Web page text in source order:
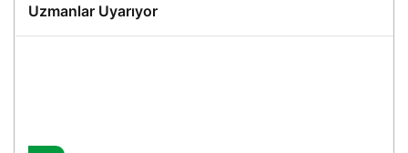
Uzmanlar Uyarıyor